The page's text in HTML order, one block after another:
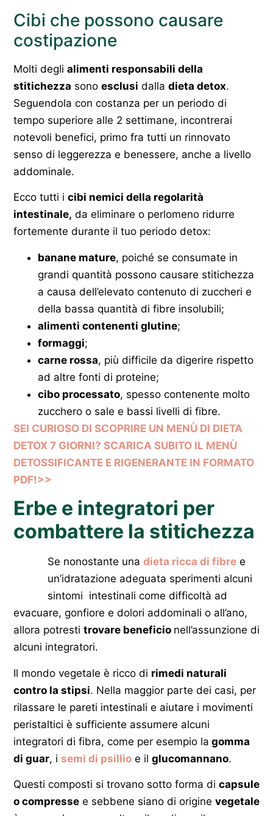
Cibi che possono causare
costipazione
Molti degli alimenti responsabili della
stitichezza sono esclusi dalla dieta detox.
Seguendola con costanza per un periodo di
tempo superiore alle 2 settimane, incontrerai
notevoli benefici, primo fra tutti un rinnovato
senso di leggerezza e benessere, anche a livello
addominale.
Ecco tutti i cibi nemici della regolarità
intestinale, da eliminare o perlomeno ridurre
fortemente durante il tuo periodo detox:
banane mature, poiché se consumate in
grandi quantità possono causare stitichezza
a causa dell’elevato contenuto di zuccheri e
della bassa quantità di fibre insolubili;
alimenti contenenti glutine;
formaggi;
carne rossa, più difficile da digerire rispetto
ad altre fonti di proteine;
cibo processato, spesso contenente molto
zucchero o sale e bassi livelli di fibre.
SEI CURIOSO DI SCOPRIRE UN MENÙ DI DIETA
DETOX 7 GIORNI? SCARICA SUBITO IL MENÙ
DETOSSIFICANTE E RIGENERANTE IN FORMATO
PDF!>>
Erbe e integratori per
combattere la stitichezza
Se nonostante una dieta ricca di fibre e
un’idratazione adeguata sperimenti alcuni
sintomi intestinali come difficoltà ad
evacuare, gonfiore e dolori addominali o all’ano,
allora potresti trovare beneficio nell’assunzione di
alcuni integratori.
Il mondo vegetale è ricco di rimedi naturali
contro la stipsi. Nella maggior parte dei casi, per
rilassare le pareti intestinali e aiutare i movimenti
peristaltici è sufficiente assumere alcuni
integratori di fibra, come per esempio la gomma
di guar, i semi di psillio e il glucomannano.
Questi composti si trovano sotto forma di capsule
o compresse e sebbene siano di origine vegetale